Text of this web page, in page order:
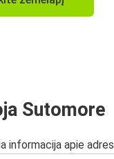
Sutomore
informacija apie